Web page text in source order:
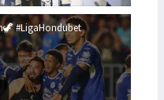
#LigaHondubet